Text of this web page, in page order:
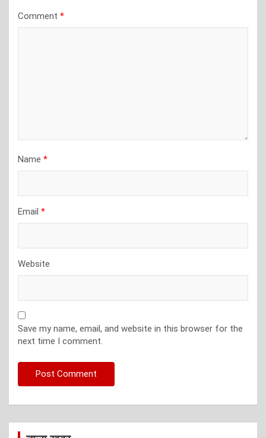
Comment *
Name *
Email *
Website
Save my name, email, and website in this browser for the
next time I comment.